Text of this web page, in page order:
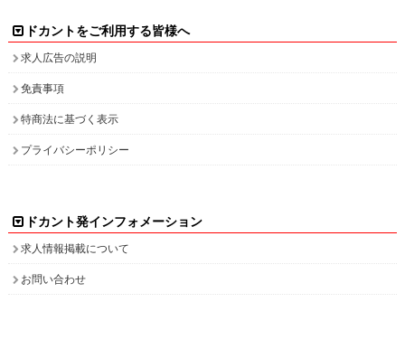
ドカントをご利用する皆様へ
求人広告の説明
免責事項
特商法に基づく表示
プライバシーポリシー
ドカント発インフォメーション
求人情報掲載について
お問い合わせ